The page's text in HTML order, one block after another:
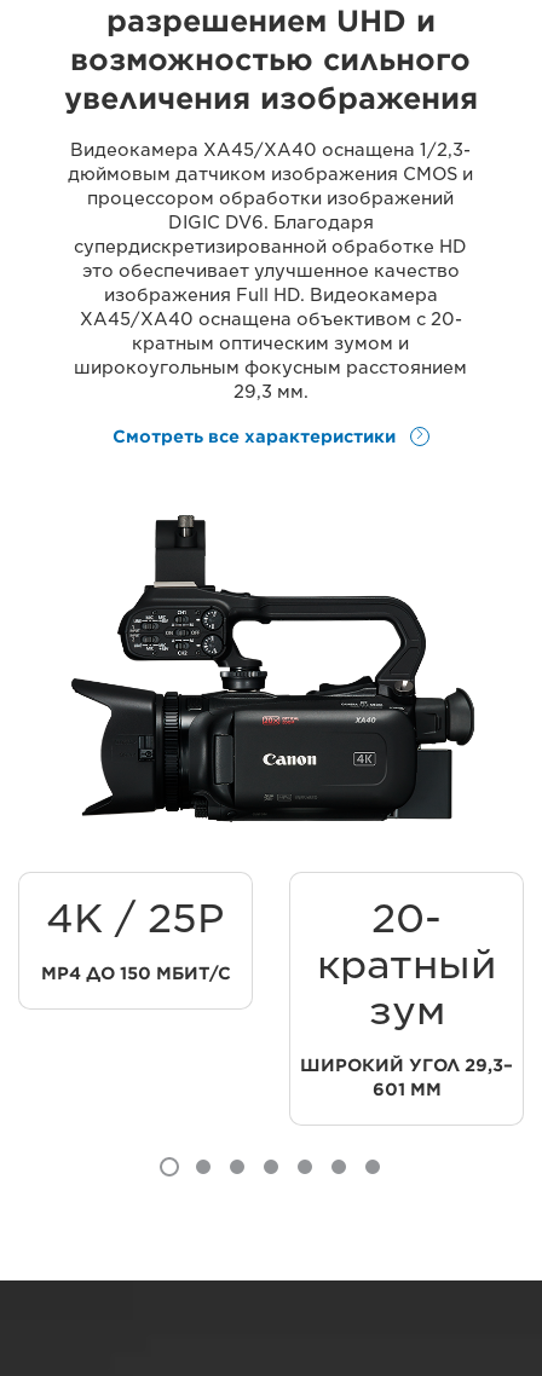
разрешением UHD и
возможностью сильного
увеличения изображения
Видеокамера XA45/XA40 оснащена 1/2,3-
дюймовым датчиком изображения CMOS и
процессором обработки изображений
DIGIC DV6. Благодаря
супердискретизированной обработке HD
это обеспечивает улучшенное качество
изображения Full HD. Видеокамера
XA45/XA40 оснащена объективом с 20-
кратным оптическим зумом и
широкоугольным фокусным расстоянием
29,3 мм.
Смотреть все характеристики
4K / 25P
MP4 ДО 150 МБИТ/С
20-
кратный
зум
ШИРОКИЙ УГОЛ 29,3–
601 ММ